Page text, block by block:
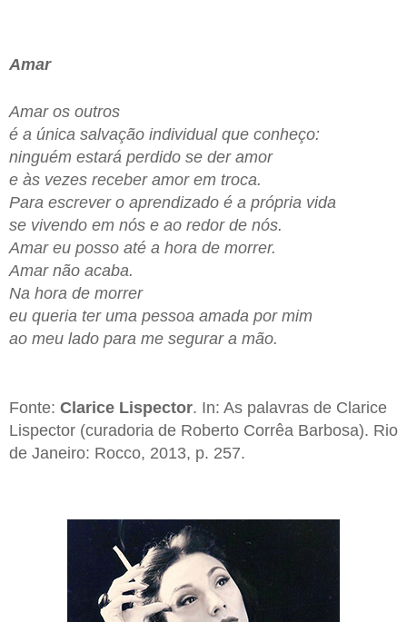
Amar
Amar os outros
é a única salvação individual que conheço:
ninguém estará perdido se der amor
e às vezes receber amor em troca.
Para escrever o aprendizado é a própria vida
se vivendo em nós e ao redor de nós.
Amar eu posso até a hora de morrer.
Amar não acaba.
Na hora de morrer
eu queria ter uma pessoa amada por mim
ao meu lado para me segurar a mão.
Fonte: Clarice Lispector. In: As palavras de Clarice
Lispector (curadoria de Roberto Corrêa Barbosa). Rio
de Janeiro: Rocco, 2013, p. 257.